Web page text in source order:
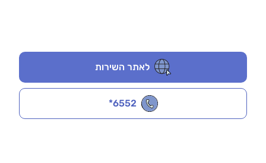
לאתר השירות
*6552